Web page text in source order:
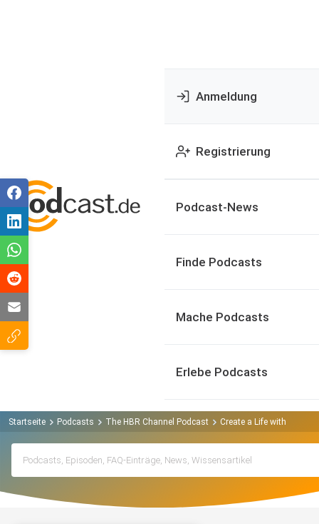
Anmeldung
Registrierung
Podcast-News
Finde Podcasts
Mache Podcasts
Erlebe Podcasts
Startseite Podcasts The HBR Channel Podcast Create a Life with Purpose